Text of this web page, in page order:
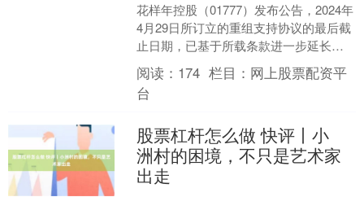
花样年控股（01777）发布公告，2024年
4月29日所订立的重组支持协议的最后截
止日期，已基于所载条款进一步延长至
2025年6月27日。公司及其顾问将继续与
公....
阅读： 174 栏目： 网上股票配资平
台
股票杠杆怎么做 快评丨小
洲村的困境，不只是艺术家
出走